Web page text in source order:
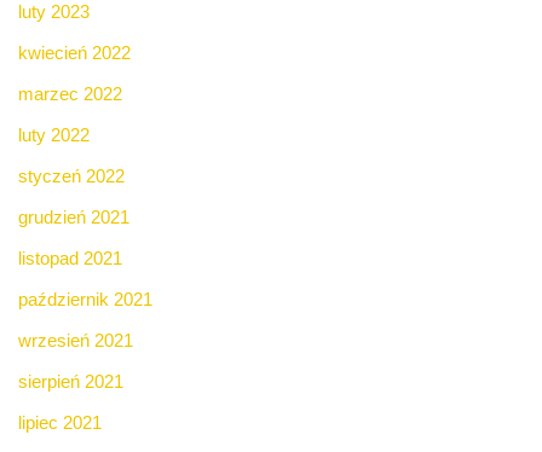
luty 2023
kwiecień 2022
marzec 2022
luty 2022
styczeń 2022
grudzień 2021
listopad 2021
październik 2021
wrzesień 2021
sierpień 2021
lipiec 2021